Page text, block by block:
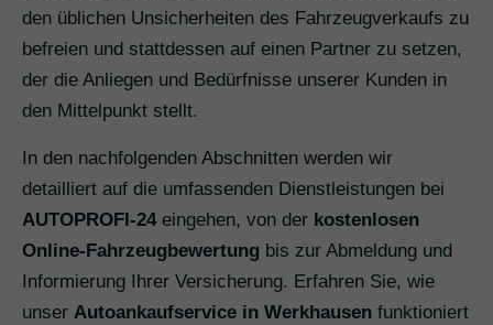
den üblichen Unsicherheiten des Fahrzeugverkaufs zu
befreien und stattdessen auf einen Partner zu setzen,
der die Anliegen und Bedürfnisse unserer Kunden in
den Mittelpunkt stellt.
In den nachfolgenden Abschnitten werden wir
detailliert auf die umfassenden Dienstleistungen bei
AUTOPROFI-24eingehen, von der kostenlosen
Online-Fahrzeugbewertung bis zur Abmeldung und
Informierung Ihrer Versicherung. Erfahren Sie, wie
unser Autoankaufservice in Werkhausen funktioniert